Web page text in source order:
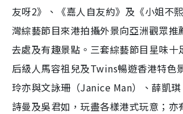
友呀2》、《嘉人自友約》及《小姐不
灣綜藝節目來港拍攝外景向亞洲觀眾推
去處及有趣景點。三套綜藝節目星味十
后級人馬容祖兒及Twins暢遊香港特色
玲亦與文詠珊（Janice Man）、薛凱
詩曼及吳君如，玩盡各樣港式玩意；亦